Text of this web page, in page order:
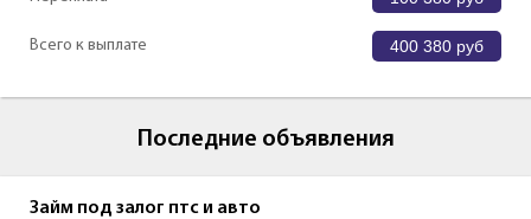
Всего к выплате 400 380 руб
Последние объявления
Займ под залог птс и авто